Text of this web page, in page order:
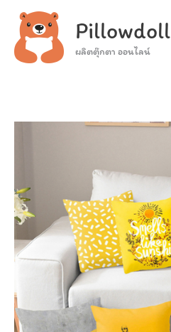
content
Pillowdoll
ผลิตตุ๊กตา ออนไลน์